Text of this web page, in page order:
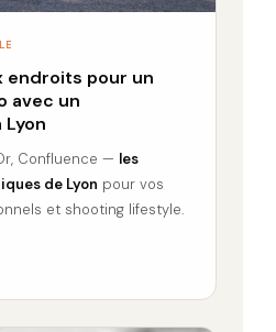
endroits pour un
avec un
Confluence — les
de Lyon pour vos
et shooting lifestyle.